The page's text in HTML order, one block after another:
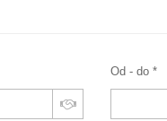
Od - do *